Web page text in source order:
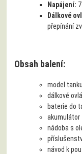
Napájení:
Dálkové
přepínání
Obsah balení:
model tanku
dálkové
baterie do
akumulátor
nádoba s
návod k